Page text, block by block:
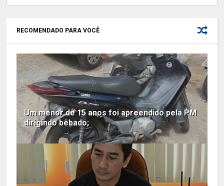
RECOMENDADO PARA VOCÊ
Um menor de 15 anos foi apreendido pela PM
dirigindo bêbado;